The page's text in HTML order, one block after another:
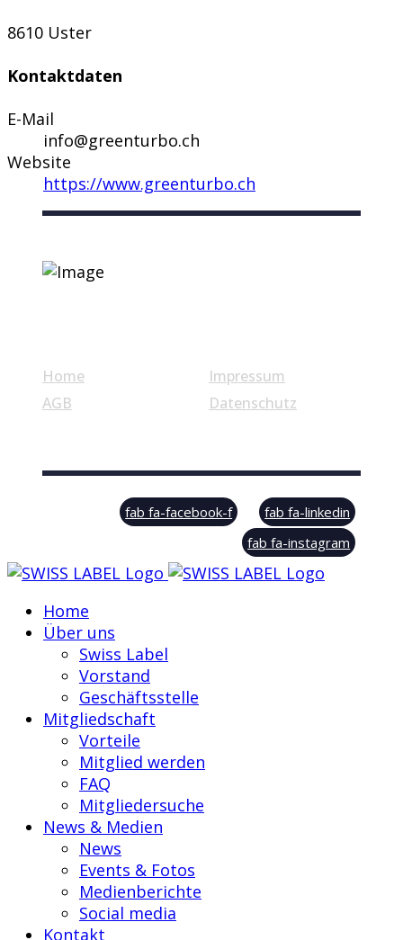
8610 Uster
Kontaktdaten
E-Mail
info@greenturbo.ch
Website
https://www.greenturbo.ch
Home
AGB
Impressum
Datenschutz
© Swiss Label, All rights reserved
fab fa-facebook-f
fab fa-linkedin
fab fa-instagram
Home
Über uns
Swiss Label
Vorstand
Geschäftsstelle
Mitgliedschaft
Vorteile
Mitglied werden
FAQ
Mitgliedersuche
News & Medien
News
Events & Fotos
Medienberichte
Social media
Kontakt